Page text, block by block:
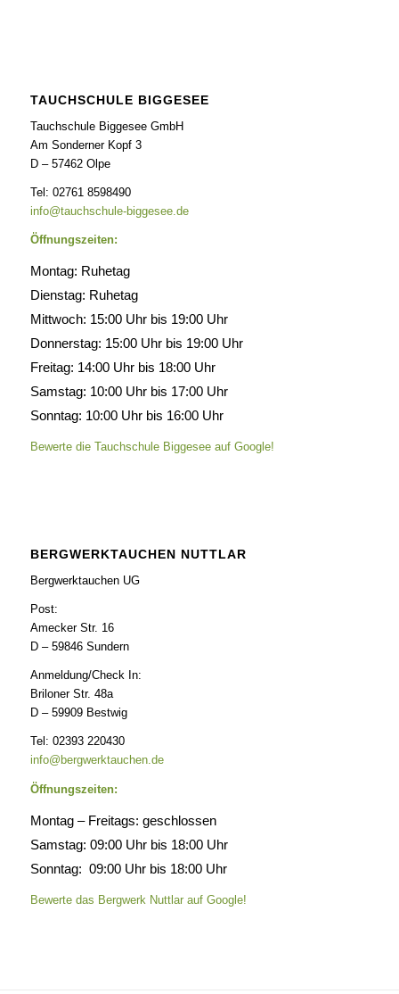
TAUCHSCHULE BIGGESEE
Tauchschule Biggesee GmbH
Am Sonderner Kopf 3
D – 57462 Olpe
Tel: 02761 8598490
info@tauchschule-biggesee.de
Öffnungszeiten:
Montag: Ruhetag
Dienstag: Ruhetag
Mittwoch: 15:00 Uhr bis 19:00 Uhr
Donnerstag: 15:00 Uhr bis 19:00 Uhr
Freitag: 14:00 Uhr bis 18:00 Uhr
Samstag: 10:00 Uhr bis 17:00 Uhr
Sonntag: 10:00 Uhr bis 16:00 Uhr
Bewerte die Tauchschule Biggesee auf Google!
BERGWERKTAUCHEN NUTTLAR
Bergwerktauchen UG
Post:
Amecker Str. 16
D – 59846 Sundern
Anmeldung/Check In:
Briloner Str. 48a
D – 59909 Bestwig
Tel: 02393 220430
info@bergwerktauchen.de
Öffnungszeiten:
Montag – Freitags: geschlossen
Samstag: 09:00 Uhr bis 18:00 Uhr
Sonntag: 09:00 Uhr bis 18:00 Uhr
Bewerte das Bergwerk Nuttlar auf Google!